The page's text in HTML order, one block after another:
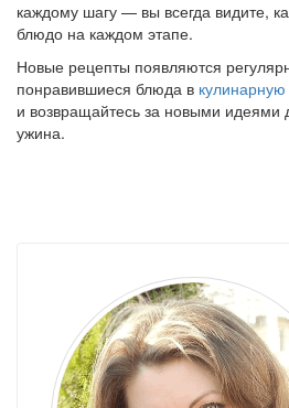
каждому шагу — вы всегда видите,
блюдо на каждом этапе.
Новые рецепты появляются
понравившиеся блюда в кулинарную
и возвращайтесь за новыми идеями
ужина.